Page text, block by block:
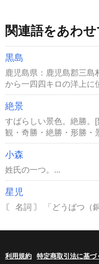
関連語をあわ
黒島
鹿児島県：鹿児島郡三島
から一四四キロの洋上に
絶景
すばらしい景色。絶勝。
観・奇勝・絶勝・形勝・
小森
姓氏の一つ。...
星児
〘 名詞 〙 「どうばつ（
利用規約 特定商取引法に基づ